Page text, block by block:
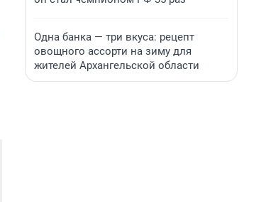
Одна банка — три вкуса: рецепт
овощного ассорти на зиму для
жителей Архангельской области